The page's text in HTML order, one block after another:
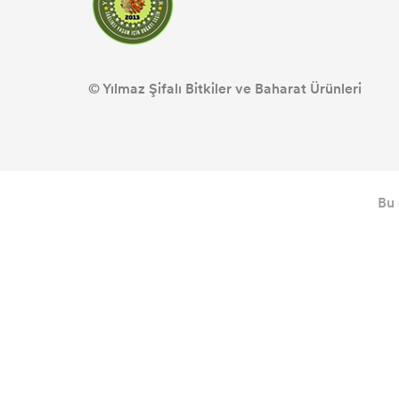
© Yılmaz Şifalı Bitkiler ve Baharat Ürünleri